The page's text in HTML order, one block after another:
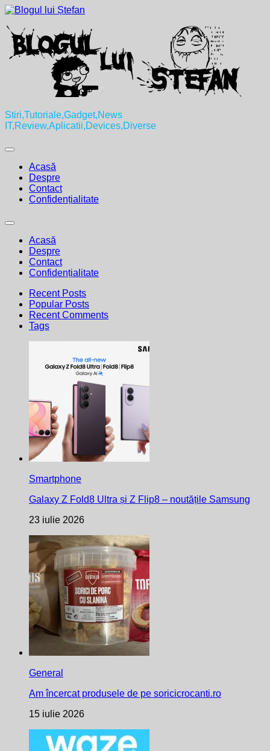
Skip
content
Stiri,Tutoriale,Gadget,News
IT,Review,Aplicatii,Devices,Diverse
Expand
Acasă
Despre
Contact
Confidențialitate
Expand
Acasă
Despre
Contact
Confidențialitate
Recent Posts
Popular Posts
Recent Comments
Tags
Smartphone
Galaxy Z Fold8 Ultra și Z Flip8 – noutățile Samsung
23 iulie 2026
General
Am încercat produsele de pe soricicrocanti.ro
15 iulie 2026